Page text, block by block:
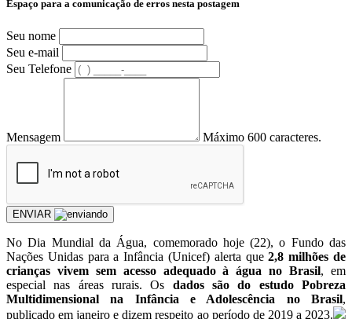
Espaço para a comunicação de erros nesta postagem
Seu nome
Seu e-mail
Seu Telefone
Mensagem Máximo 600 caracteres.
ENVIAR
No Dia Mundial da Água, comemorado hoje (22), o Fundo das
Nações Unidas para a Infância (Unicef) alerta que2,8 milhões de
crianças vivem sem acesso adequado à água no Brasil, em
especial nas áreas rurais. Os dados são do estudo Pobreza
Multidimensional na Infância e Adolescência no Brasil,
publicado em janeiro e dizem respeito ao período de 2019 a 2023.